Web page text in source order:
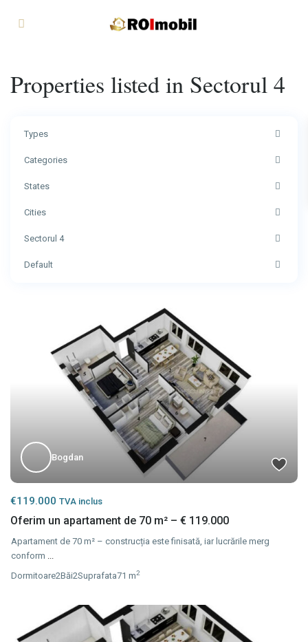
Properties listed in Sectorul 4
Types
Categories
States
Cities
Sectorul 4
Default
Bogdan
€119.000 TVA inclus
Oferim un apartament de 70 m² – € 119.000
Apartament de 70 m² – construcția este finisată, iar lucrările merg
conform ...
Dormitoare2Băi2Suprafata71 m2